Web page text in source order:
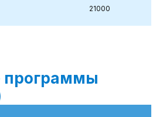
21000
программы